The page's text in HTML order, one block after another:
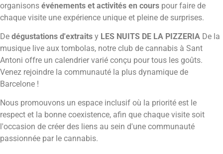
organisons événements et activités en cours pour faire de
chaque visite une expérience unique et pleine de surprises.
De dégustations d'extraits y LES NUITS DE LA PIZZERIA De la
musique live aux tombolas, notre club de cannabis à Sant
Antoni offre un calendrier varié conçu pour tous les goûts.
Venez rejoindre la communauté la plus dynamique de
Barcelone !
Nous promouvons un espace inclusif où la priorité est le
respect et la bonne coexistence, afin que chaque visite soit
l'occasion de créer des liens au sein d'une communauté
passionnée par le cannabis.